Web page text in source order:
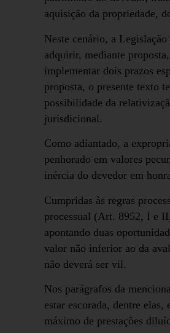
aquisição da propriedade,
Neste cenário, a
adquirir, mediante
implementar dois prazos
proposta, o presente texto
possibilidade da
jurisdicional.
Como adiantado, a
penhorado em valores
inércia do devedor em
Cumpridas às regras
processual (Art. 8952, I e
apontando duas
valor não inferior ao da
não deverá ser vil.
Nos parágrafos da
estar escorada, dentre
máximo de prestações